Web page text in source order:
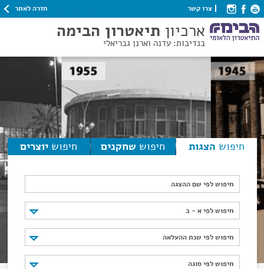
צרו קשר חזרה לאתר
ארכיון תיאטרון הבימה
בנדיבות: עדנה וארנן גבריאלי
חיפוש הצגות חיפוש שחקנים חיפוש יוצרים
חיפוש לפי שם ההצגה
חיפוש לפי א - ב
חיפוש לפי א - ב
חיפוש לפי שנת ההעלאה
חיפוש לפי שנת ההעלאה
חיפוש לפי סוגה
חיפוש לפי סוגה